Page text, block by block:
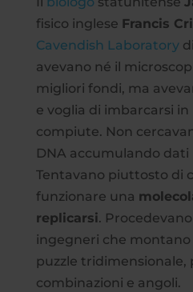
fisico inglese Francis
Cavendish Laboratory
avevano né il
migliori fondi, ma
e voglia di imbarcarsi
compiute. Non
DNA accumulando
Tentavano piuttosto di
funzionare una
replicarsi.
ingegneri che
puzzle tridimensionale,
combinazioni e angoli.